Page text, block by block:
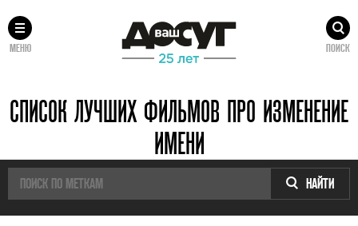
МЕНЮ ПОИСК
СПИСОК ЛУЧШИХ ФИЛЬМОВ ПРО ИЗМЕНЕНИЕ
ИМЕНИ
НАЙТИ